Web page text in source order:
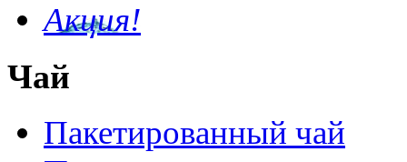
Акция!
Чай
Пакетированный чай